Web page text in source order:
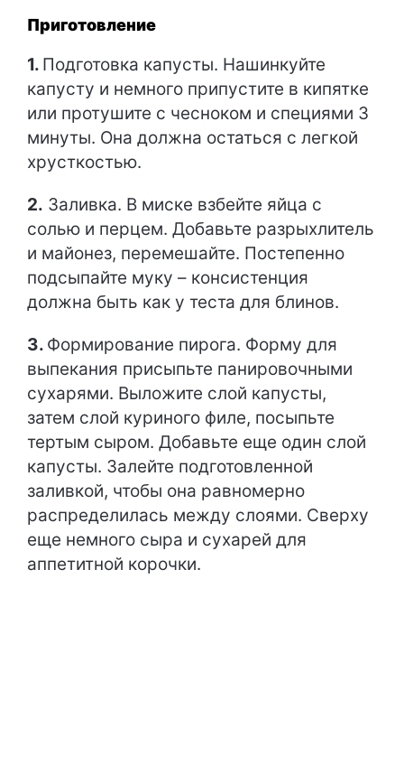
Приготовление
1. Подготовка капусты. Нашинкуйте
капусту и немного припустите в кипятке
или протушите с чесноком и специями 3
минуты. Она должна остаться с легкой
хрусткостью.
2. Заливка. В миске взбейте яйца с
солью и перцем. Добавьте разрыхлитель
и майонез, перемешайте. Постепенно
подсыпайте муку – консистенция
должна быть как у теста для блинов.
3. Формирование пирога. Форму для
выпекания присыпьте панировочными
сухарями. Выложите слой капусты,
затем слой куриного филе, посыпьте
тертым сыром. Добавьте еще один слой
капусты. Залейте подготовленной
заливкой, чтобы она равномерно
распределилась между слоями. Сверху
еще немного сыра и сухарей для
аппетитной корочки.